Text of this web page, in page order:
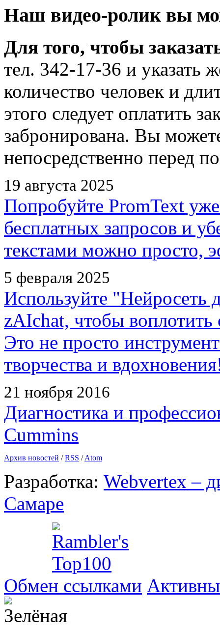
Наш видео-ролик вы
Для того, чтобы
тел. 342-17-36 и указать
количество человек и
этого следует оплатить
забронирована. Вы
непосредственно перед
19 августа 2025
Попробуйте PromText
бесплатных запросов и
текстами можно просто,
5 февраля 2025
Используйте "Нейросеть
zAIchat, чтобы
Это не просто
творчества и
21 ноября 2016
Диагностика и
Cummins
Архив новостей /RSS /Atom
Разработка: Webvertex –
Самаре
Обмен ссылками